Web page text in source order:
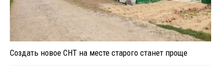
Создать новое СНТ на месте старого станет проще